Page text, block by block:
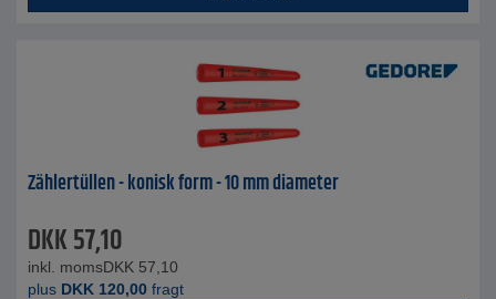
Zählertüllen - konisk form - 10 mm diameter
DKK57,10
inkl. momsDKK 57,10
plus DKK 120,00 fragt